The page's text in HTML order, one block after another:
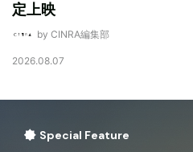
定上映
by CINRA編集部
2026.08.07
Special Feature